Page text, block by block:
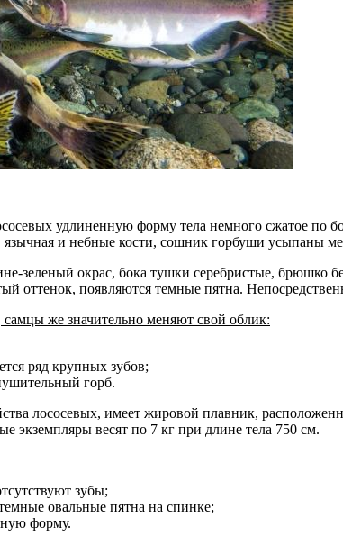
удлиненную форму тела немного сжатое по
и небные кости, сошник горбуши усыпаны
зеленый окрас, бока тушки серебристые, брюшко
оттенок, появляются темные пятна.
же значительно меняют свой облик:
ряд крупных зубов;
горб.
лососевых, имеет жировой плавник,
экземпляры весят по 7 кг при длине тела 750 см.
зубы;
овальные пятна на спинке;
форму.